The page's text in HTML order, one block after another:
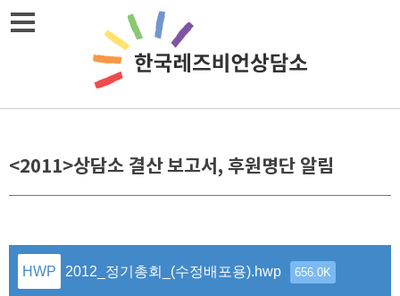
Skip
<2011>상담소 결산 보고서, 후원명단 알림
2012_정기총회_(수정배포용).hwp 656.0K